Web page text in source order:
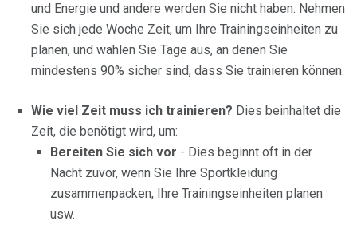
und Energie und andere werden Sie nicht haben. Nehmen
Sie sich jede Woche Zeit, um Ihre Trainingseinheiten zu
planen, und wählen Sie Tage aus, an denen Sie
mindestens 90% sicher sind, dass Sie trainieren können.
Wie viel Zeit muss ich trainieren? Dies beinhaltet die
Zeit, die benötigt wird, um:
Bereiten Sie sich vor - Dies beginnt oft in der
Nacht zuvor, wenn Sie Ihre Sportkleidung
zusammenpacken, Ihre Trainingseinheiten planen
usw.